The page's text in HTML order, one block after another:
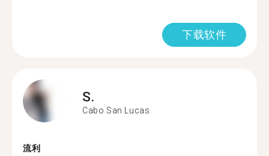
下载软件
S.
Cabo San Lucas
流利